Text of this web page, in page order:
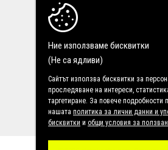
Ние използваме бисквитки
(Не са ядливи)
Сайтът използва бисквитки за
проследяване на интереси,
таргетиране. За повече подробности
нашата политика за лични данни и
бисквитки и общи условия за
БЕЗПЛАТНА ДОСТАВКА при поръчка
ПОСЛЕДВАЙТЕ